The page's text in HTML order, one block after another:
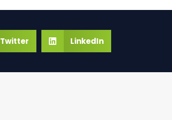
Twitter LinkedIn